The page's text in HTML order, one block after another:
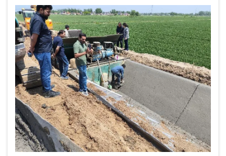
ရေ၏ ၃၀ မှ ၅၀ ရာခိုင်နှုန်းအထိ ရေစိမ့်ဝင်မှုကြောင့်
ဆုံးရှုံးနေရပါသည်။